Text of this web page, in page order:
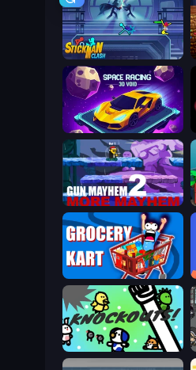
Stickman Clash
Space Racing 3D: Void
Gun Mayhem 2
Grocery Kart
KNOCKOUTS!